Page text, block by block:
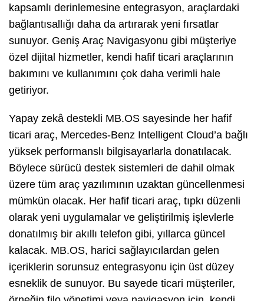
kapsamlı derinlemesine entegrasyon, araçlardaki
bağlantısallığı daha da artırarak yeni fırsatlar
sunuyor. Geniş Araç Navigasyonu gibi müşteriye
özel dijital hizmetler, kendi hafif ticari araçlarının
bakımını ve kullanımını çok daha verimli hale
getiriyor.
Yapay zekâ destekli MB.OS sayesinde her hafif
ticari araç, Mercedes-Benz Intelligent Cloud’a bağlı
yüksek performanslı bilgisayarlarla donatılacak.
Böylece sürücü destek sistemleri de dahil olmak
üzere tüm araç yazılımının uzaktan güncellenmesi
mümkün olacak. Her hafif ticari araç, tıpkı düzenli
olarak yeni uygulamalar ve geliştirilmiş işlevlerle
donatılmış bir akıllı telefon gibi, yıllarca güncel
kalacak. MB.OS, harici sağlayıcılardan gelen
içeriklerin sorunsuz entegrasyonu için üst düzey
esneklik de sunuyor. Bu sayede ticari müşteriler,